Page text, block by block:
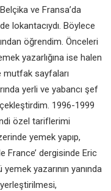
ve Fransa’da
lokantacıydı. Böylece
öğrendim. Önceleri
yazarlığına ise halen
mutfak sayfaları
yerli ve yabancı şef
1996-1999
özel tariflerimi
yemek yapıp,
France’ dergisinde Eric
yazarının yanında